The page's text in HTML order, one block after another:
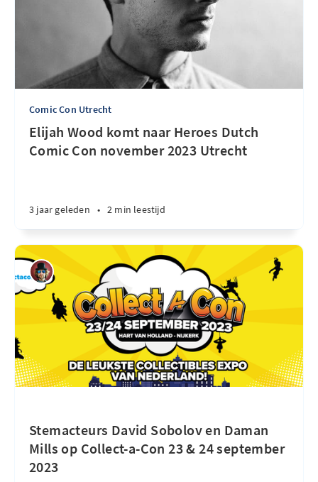
Comic Con Utrecht
Elijah Wood komt naar Heroes Dutch
Comic Con november 2023 Utrecht
3 jaar geleden • 2 min leestijd
Stemacteurs David Sobolov en Daman
Mills op Collect-a-Con 23 & 24 september
2023